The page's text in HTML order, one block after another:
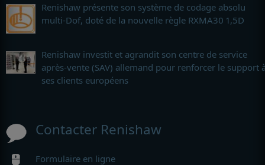
Renishaw présente son système de codage absolu
multi-Dof, doté de la nouvelle règle RXMA30 1,5D
Renishaw investit et agrandit son centre de service
après-vente (SAV) allemand pour renforcer le support
ses clients européens
Contacter Renishaw
Formulaire en ligne